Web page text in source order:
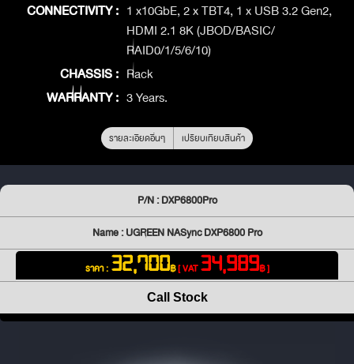
CONNECTIVITY : 1 x10GbE, 2 x TBT4, 1 x USB 3.2 Gen2,
HDMI 2.1 8K (JBOD/BASIC/
RAID0/1/5/6/10)
CHASSIS : Rack
WARRANTY : 3 Years.
รายละเอียดอื่นๆ เปรียบเทียบสินค้า
P/N : DXP6800Pro
Name : UGREEN NASync DXP6800 Pro
ราคา : 32,700฿[ VAT34,989฿ ]
Call Stock